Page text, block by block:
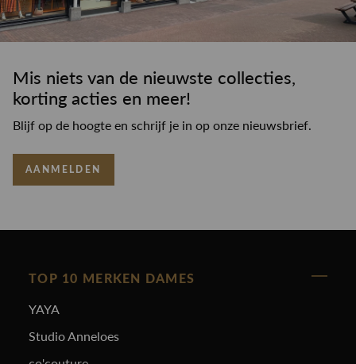
Mis niets van de nieuwste collecties,
korting acties en meer!
Blijf op de hoogte en schrijf je in op onze nieuwsbrief.
AANMELDEN
TOP 10 MERKEN DAMES
YAYA
Studio Anneloes